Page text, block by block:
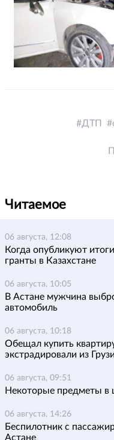
ДТП
Читаемое
06 августа, 12:08
Когда опубликуют
гранты в Казахстане
06 августа, 10:05
В Астане мужчина
автомобиль
06 августа, 10:18
Обещал купить
экстрадировали из
06 августа, 09:51
Некоторые предметы в
06 августа, 14:26
Беспилотник с
Астане